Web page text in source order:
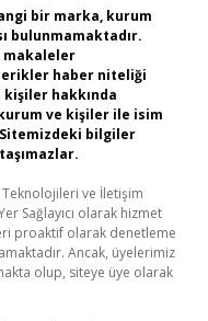
bir marka, kurum
bulunmamaktadır.
makaleler
haber niteliği
hakkında
ve kişiler ile isim
bilgiler
Teknolojileri ve İletişim
Sağlayıcı olarak hizmet
proaktif olarak denetleme
Ancak, üyelerimiz
olup, siteye üye olarak